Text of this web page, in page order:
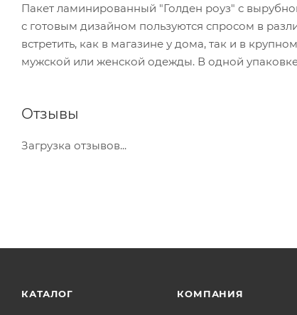
Пакет ламинированный "Голден роуз" с
с готовым дизайном пользуются спросом в
встретить, как в магазине у дома, так и в
мужской или женской одежды. В одной
Отзывы
Загрузка отзывов...
КАТАЛОГ КОМПАНИЯ